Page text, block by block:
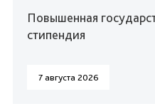
Повышенная
стипендия
7 августа 2026